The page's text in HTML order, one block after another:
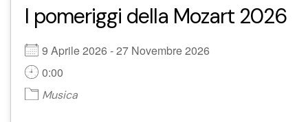
I pomeriggi della Mozart 2026
9 Aprile 2026 - 27 Novembre 2026
0:00
Musica